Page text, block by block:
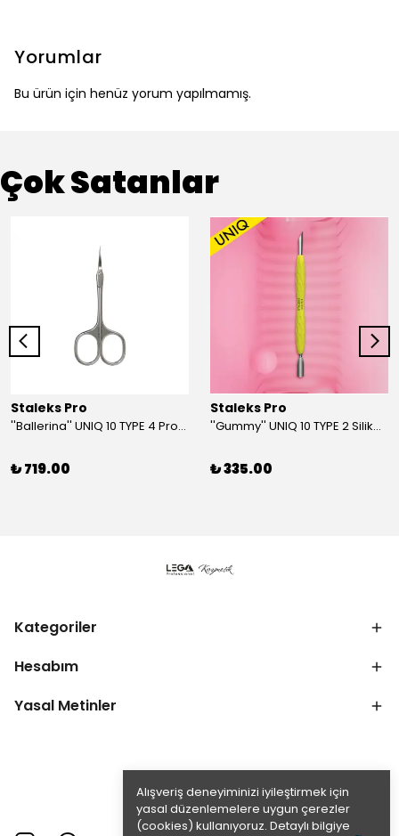
Alışveriş deneyiminizi iyileştirmek için
yasal düzenlemelere uygun çerezler
(cookies) kullanıyoruz. Detaylı bilgiye
Yorumlar
Bu ürün için henüz yorum yapılmamış.
Çok Satanlar
Staleks Pro
''Ballerina'' UNIQ 10 TYPE 4 Profesyonel Tırnak Eti Makası
₺ 719.00
Staleks Pro
''Gummy'' UNIQ 10 TYPE 2 Silikon Saplı Tırnak Eti İtici (Dar Yuvarlak + Yamuk İtici)
₺ 335.00
Kategoriler
Hesabım
Yasal Metinler